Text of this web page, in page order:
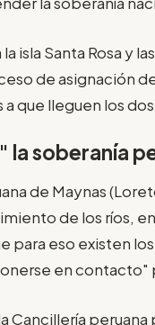
isla Santa Rosa y
de asignación
que lleguen los
soberanía
de Maynas
de los ríos,
para eso existen
en contacto"
Cancillería